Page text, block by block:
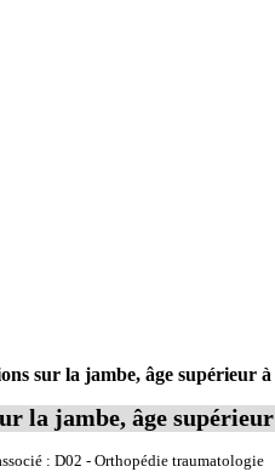
sur la jambe, âge supérieur à
la jambe, âge
: D02 - Orthopédie traumatologie